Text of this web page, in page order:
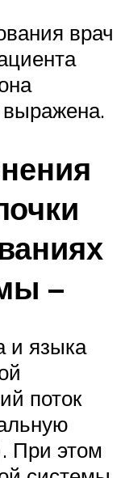
врач
выражена.
–
и языка
поток
При этом